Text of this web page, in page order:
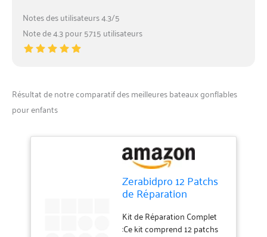
multitude d’articles tels que
pneumatiques et les
confort lors de vos sorties.
Notes des utilisateurs 4.3/5
Note de 4.3 pour 5715 utilisateurs
Résultat de notre comparatif des meilleures bateaux gonflables
pour enfants
Zerabidpro 12 Patchs
de Réparation
Transparent
Imperméable en TPU
– Autocollants pour
Kit de Réparation Complet
:Ce kit comprend 12 patchs